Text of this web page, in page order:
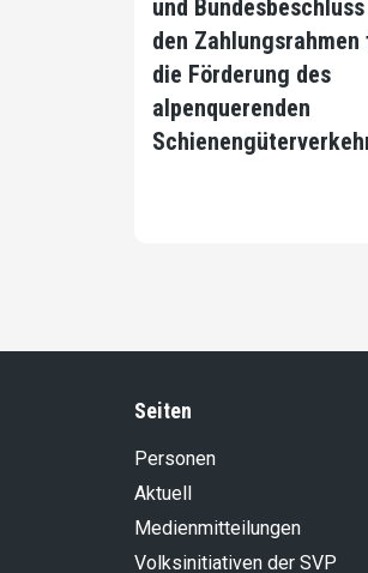
und
den Zahlungsrahmen
die Förderung des
alpenquerenden
Seiten
Personen
Aktuell
Medienmitteilungen
Volksinitiativen der SVP